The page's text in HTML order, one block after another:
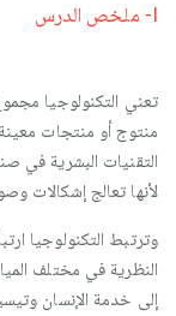
I- ملخص الدرس
تعني التكنولوجيا
منتوج أو منتجات معينة
التقنيات البشرية في
لأنها تعالج إشكالات
وترتبط التكنولوجيا
النظرية في مختلف
إلى خدمة الإنسان